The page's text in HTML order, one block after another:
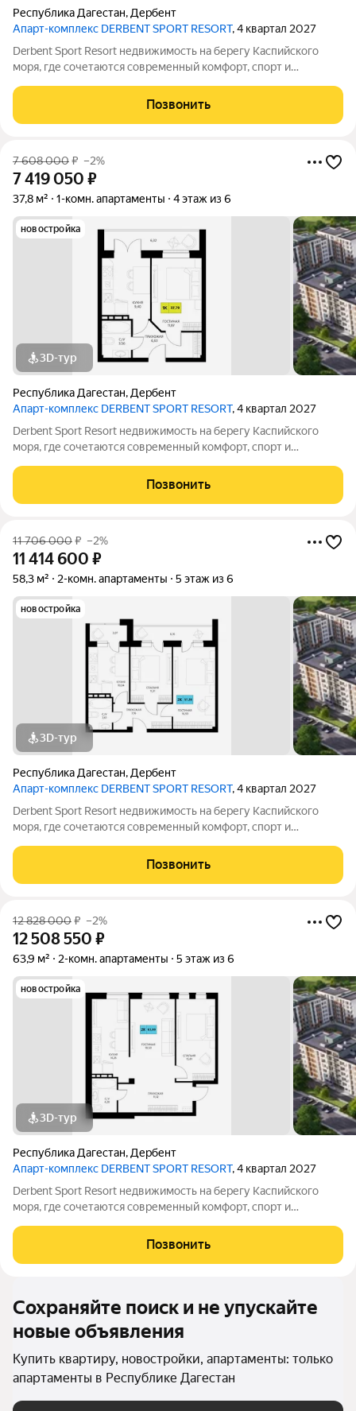
Республика Дагестан, Дербент
Апарт-комплекс DERBENT SPORT RESORT, 4 квартал 2027
Derbent Sport Resort недвижимость на берегу Каспийского
моря, где сочетаются современный комфорт, спорт и
учитывают все потребности современных
Позвонить
7 608 000₽ –2%
7 419 050 ₽
37,8 м² 1-комн. апартаменты 4 этаж из 6
новостройка
3D-тур
Республика Дагестан, Дербент
Апарт-комплекс DERBENT SPORT RESORT, 4 квартал 2027
Derbent Sport Resort недвижимость на берегу Каспийского
моря, где сочетаются современный комфорт, спорт и
учитывают все потребности современных
Позвонить
11 706 000₽ –2%
11 414 600 ₽
58,3 м² 2-комн. апартаменты 5 этаж из 6
новостройка
3D-тур
Республика Дагестан, Дербент
Апарт-комплекс DERBENT SPORT RESORT, 4 квартал 2027
Derbent Sport Resort недвижимость на берегу Каспийского
моря, где сочетаются современный комфорт, спорт и
учитывают все потребности современных
Позвонить
12 828 000₽ –2%
12 508 550 ₽
63,9 м² 2-комн. апартаменты 5 этаж из 6
новостройка
3D-тур
Республика Дагестан, Дербент
Апарт-комплекс DERBENT SPORT RESORT, 4 квартал 2027
Derbent Sport Resort недвижимость на берегу Каспийского
моря, где сочетаются современный комфорт, спорт и
учитывают все потребности современных
Позвонить
Сохраняйте поиск и не упускайте
новые объявления
Купить квартиру, новостройки, апартаменты: только
апартаменты в Республике Дагестан